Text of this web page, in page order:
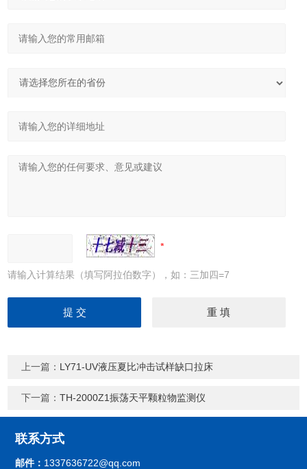
请输入计算结果（填写阿拉伯数字），如：三加四=7
上一篇： LY71-UV液压夏比冲击试样缺口拉床
下一篇：TH-2000Z1振荡天平颗粒物监测仪
联系方式
邮件： 1337636722@qq.com